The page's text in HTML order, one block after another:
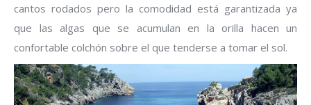
cantos rodados pero la comodidad está garantizada ya
que las algas que se acumulan en la orilla hacen un
confortable colchón sobre el que tenderse a tomar el sol.